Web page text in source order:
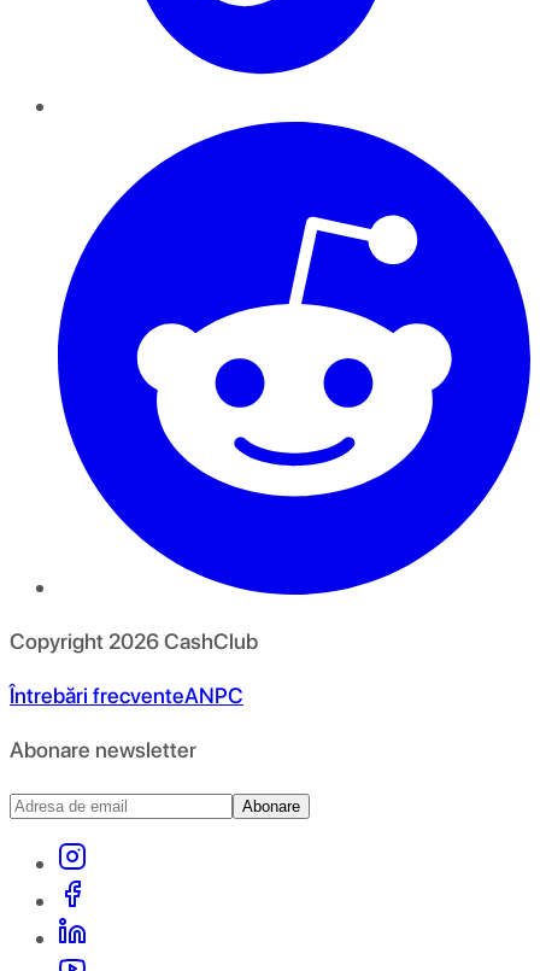
Copyright 2026CashClub
Întrebări frecventeANPC
Abonare newsletter
Abonare